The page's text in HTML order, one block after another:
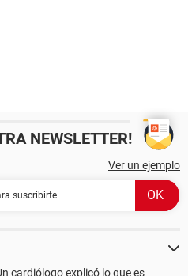
NEWSLETTER!
Ver un ejemplo
cardiólogo explicó lo que es